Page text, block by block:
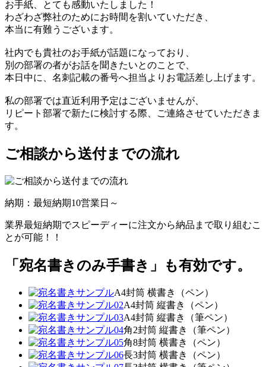
お手紙、とても感動いたしました！
わざわざ弊社のためにお時間を割いていただき、
本当に有難うございます。
社内でも貴社のお手紙が話題になっており、
別の部署の者がお話を聞きたいとのことで、
本日中に、名刺記載の番号へ担当よりお電話差し上げます。
私の部署では直近利用予定はございませんが、
リピート部署で新たに検討する際、ご連絡させていただきま
す。
ご相談から送付までの流れ
納期：最短納期10営業日～
業界最短納期でスピーディーに注文から納品まで取り組むこ
とが可能！！
「宛名書きのみ手書き」も有効です。
A4封筒 横書き（ペン）
A4封筒 縦書き（ペン）
A4封筒 縦書き（筆ペン）
角2封筒 縦書き（筆ペン）
角8封筒 横書き（ペン）
長3封筒 横書き（ペン）